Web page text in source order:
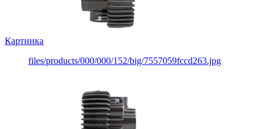
Картинка
files/products/000/000/152/big/7557059fccd263.jpg